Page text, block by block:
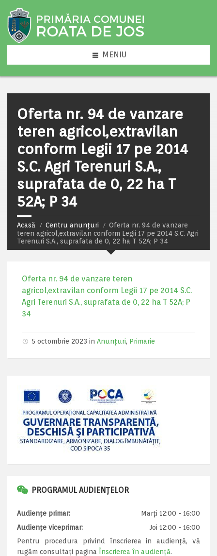
MENIU
Oferta nr. 94 de vanzare
teren agricol,extravilan
conform Legii 17 pe 2014
S.C. Agri Terenuri S.A.,
suprafata de 0, 22 ha T
52A; P 34
Acasă Centru anunțuri
Oferta nr. 94 de vanzare
teren agricol,extravilan conform Legii 17 pe 2014 S.C. Agri
Terenuri S.A., suprafata de 0, 22 ha T 52A; P 34
Oferta nr. 94 de vanzare teren
agricol,extravilan conform Legii 17 pe 2014 S.C.
Agri Terenuri S.A., suprafata de 0, 22 ha T 52A; P
34
5 octombrie 2023 in Anunțuri, Primarie
PROGRAMUL AUDIENȚELOR
Audiențe primar:
Marți 12:00 - 16:00
Audiențe viceprimar:
Joi 12:00 - 16:00
Pentru procedura privind înscrierea in audiență, vă
rugăm consultați pagina Înscrierea în audiență.